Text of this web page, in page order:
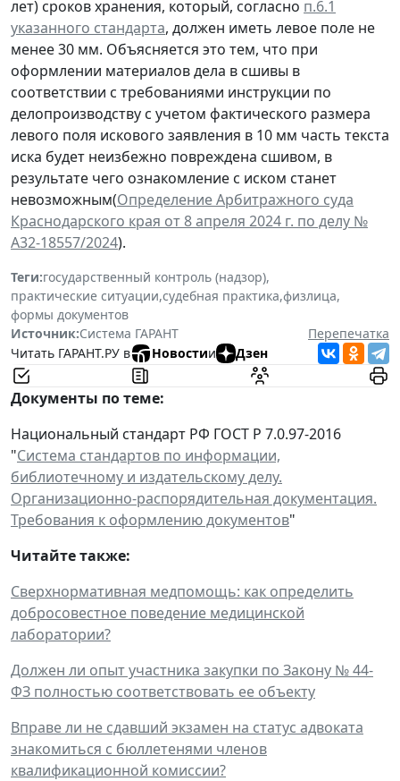
лет) сроков хранения, который, согласно п.6.1
указанного стандарта, должен иметь левое поле не
менее 30 мм. Объясняется это тем, что при
оформлении материалов дела в сшивы в
соответствии с требованиями инструкции по
делопроизводству с учетом фактического размера
левого поля искового заявления в 10 мм часть текста
иска будет неизбежно повреждена сшивом, в
результате чего ознакомление с иском станет
невозможным(Определение Арбитражного суда
Краснодарского края от 8 апреля 2024 г. по делу №
А32-18557/2024).
Теги:государственный контроль (надзор),
практические ситуации,судебная практика,физлица,
формы документов
Источник:Система ГАРАНТ
Перепечатка
Читать ГАРАНТ.РУ в
Новостии Дзен
Документы по теме:
Национальный стандарт РФ ГОСТ Р 7.0.97-2016
"Система стандартов по информации,
библиотечному и издательскому делу.
Организационно-распорядительная документация.
Требования к оформлению документов"
Читайте также:
Сверхнормативная медпомощь: как определить
добросовестное поведение медицинской
лаборатории?
Должен ли опыт участника закупки по Закону № 44-
ФЗ полностью соответствовать ее объекту
Вправе ли не сдавший экзамен на статус адвоката
знакомиться с бюллетенями членов
квалификационной комиссии?